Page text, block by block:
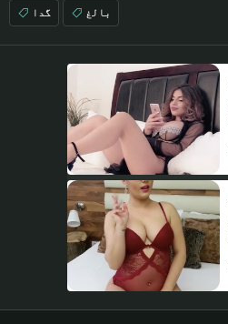
گدا بالغ